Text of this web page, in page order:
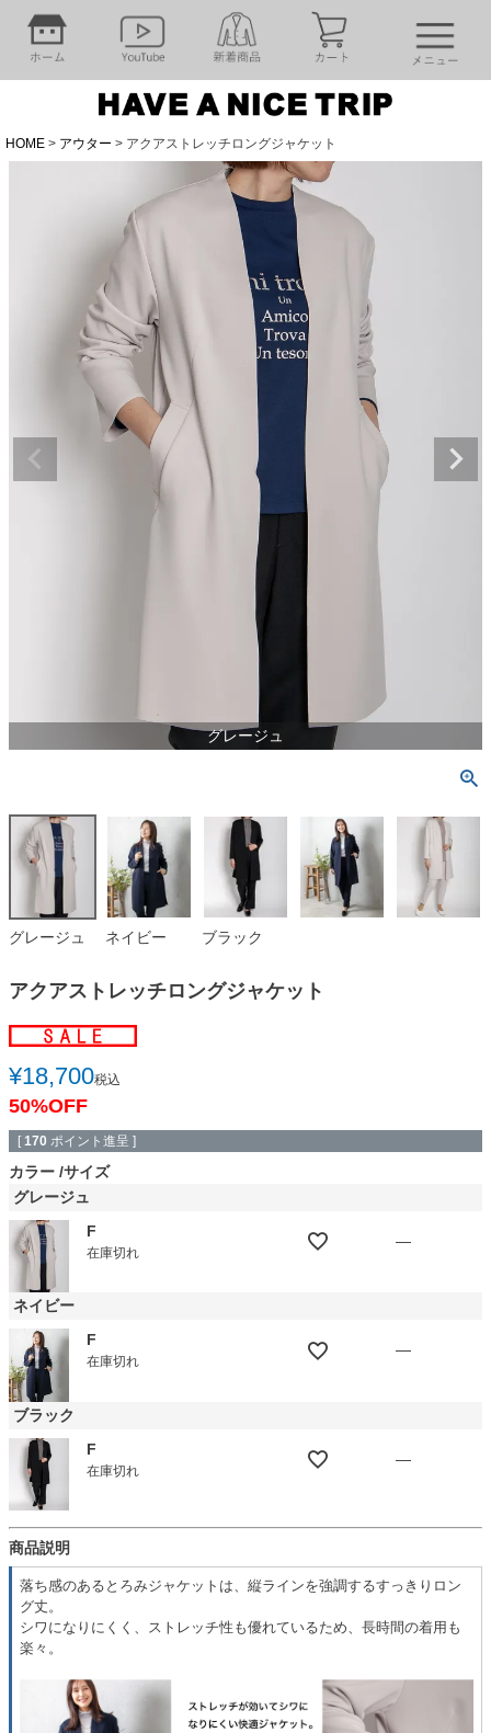
HOME アウター アクアストレッチロングジャケット
グレージュ
グレージュ ネイビー ブラック
アクアストレッチロングジャケット
¥18,700税込
50%OFF
[ 170 ポイント進呈 ]
カラー サイズ
グレージュ
F
在庫切れ
—
ネイビー
F
在庫切れ
—
ブラック
F
在庫切れ
—
商品説明
落ち感のあるとろみジャケットは、縦ラインを強調するすっきりロン
グ丈。
シワになりにくく、ストレッチ性も優れているため、長時間の着用も
楽々。